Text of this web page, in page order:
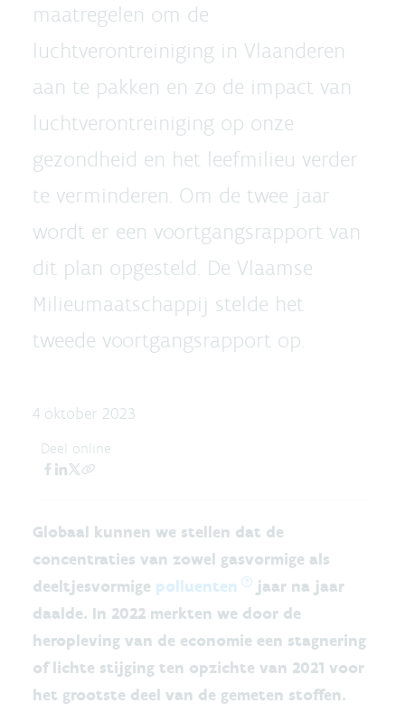
maatregelen om de
luchtverontreiniging in Vlaanderen
aan te pakken en zo de impact van
luchtverontreiniging op onze
gezondheid en het leefmilieu verder
te verminderen. Om de twee jaar
wordt er een voortgangsrapport van
dit plan opgesteld. De Vlaamse
Milieumaatschappij stelde het
tweede voortgangsrapport op.
4 oktober 2023
Deel online
Globaal kunnen we stellen dat de
concentraties van zowel gasvormige als
deeltjesvormige polluenten
jaar na jaar
daalde. In 2022 merkten we door de
heropleving van de economie een stagnering
of lichte stijging ten opzichte van 2021 voor
het grootste deel van de gemeten stoffen.